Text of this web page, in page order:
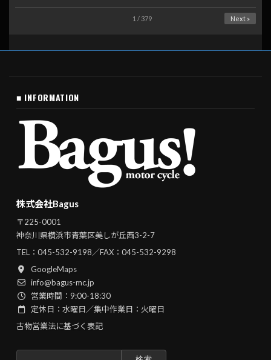
1 / 379 Next »
■ INFORMATION
株式会社Bagus
〒225-0001
神奈川県横浜市青葉区美しが丘西3-2-7
TEL： 045-532-9198／FAX：045-532-9298
GoogleMaps
info@bagus-mc.jp
営業時間：9:00-18:30
定休日：水曜日／集中作業日：火曜日
古物営業法に基づく表記
検